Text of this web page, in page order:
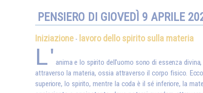
PENSIERO DI GIOVEDÌ 9 APRILE
Iniziazione - lavoro dello spirito sulla materia
L' anima e lo spirito dell'uomo sono di essenza
attraverso la materia, ossia attraverso il corpo fisico.
superiore, lo spirito, mentre la coda è il sé inferiore, la